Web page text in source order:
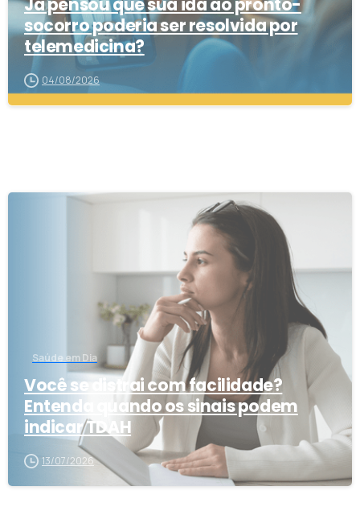
Já pensou que sua ida ao pronto-
socorro poderia ser resolvida por
telemedicina?
04/08/2026
Saúde em Dia
Você se distrai com facilidade?
Entenda quando os sinais podem
indicar TDAH
13/07/2026